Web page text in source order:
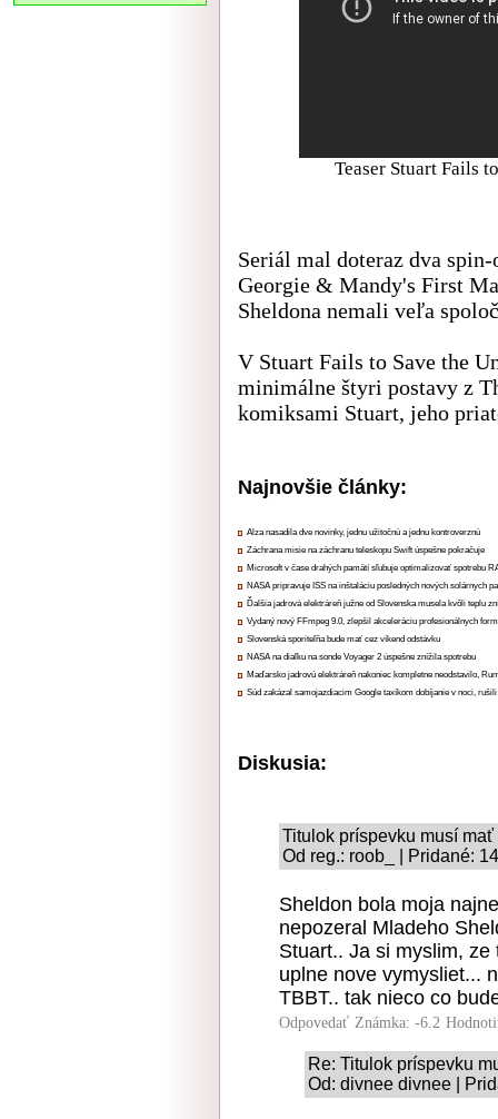
Teaser Stuart Fails
Seriál mal doteraz dva
Georgie & Mandy's First
Sheldona nemali veľa
V Stuart Fails to Save the
minimálne štyri postavy z
komiksami Stuart, jeho
Najnovšie články:
Alza nasadila dve novinky, jednu užitočnú a jednu kontroverznú
Záchrana misie na záchranu teleskopu Swift úspešne pokračuje
Microsoft v čase drahých pamätí sľubuje optimalizovať spotrebu
NASA pripravuje ISS na inštaláciu posledných nových solárnych
Ďalšia jadrová elektráreň južne od Slovenska musela kvôli teplu
Vydaný nový FFmpeg 9.0, zlepšil akceleráciu profesionálnych
Slovenská sporiteľňa bude mať cez víkend odstávku
NASA na diaľku na sonde Voyager 2 úspešne znížila spotrebu
Maďarsko jadrovú elektráreň nakoniec kompletne neodstavilo,
Súd zakázal samojazdiacim Google taxíkom dobíjanie v noci,
Diskusia:
Titulok príspevku musí
Od reg.: roob_ | Pridané:
Sheldon bola moja
nepozeral Mladeho
Stuart.. Ja si myslim,
uplne nove vymysliet...
TBBT.. tak nieco co
Odpovedať Známka: -6.2
Re: Titulok príspevku
Od: divnee divnee |